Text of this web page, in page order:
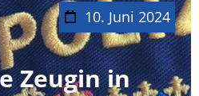
10. Juni 2024
Zeugin in